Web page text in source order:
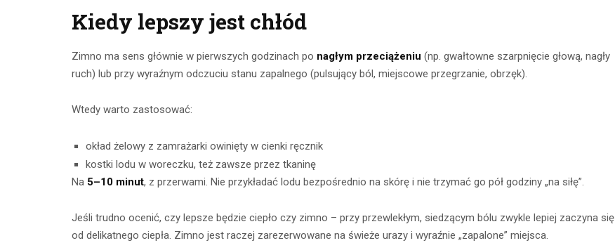
Kiedy lepszy jest chłód
Zimno ma sens głównie w pierwszych godzinach po nagłym przeciążeniu (np. gwałtowne szarpnięcie głową, nagły
ruch) lub przy wyraźnym odczuciu stanu zapalnego (pulsujący ból, miejscowe przegrzanie, obrzęk).
Wtedy warto zastosować:
okład żelowy z zamrażarki owinięty w cienki ręcznik
kostki lodu w woreczku, też zawsze przez tkaninę
Na 5–10 minut, z przerwami. Nie przykładać lodu bezpośrednio na skórę i nie trzymać go pół godziny „na siłę”.
Jeśli trudno ocenić, czy lepsze będzie ciepło czy zimno – przy przewlekłym, siedzącym bólu zwykle lepiej zaczyna się
od delikatnego ciepła. Zimno jest raczej zarezerwowane na świeże urazy i wyraźnie „zapalone” miejsca.